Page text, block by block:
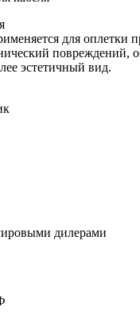
для оплетки
повреждений,
эстетичный вид.
дилерами